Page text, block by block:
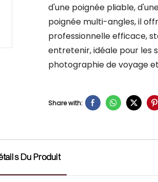
d'une poignée pliable,
poignée multi-angles, il
professionnelle efficace,
entretenir, idéale pour les
photographie de voyage
Share with:
Du Produit